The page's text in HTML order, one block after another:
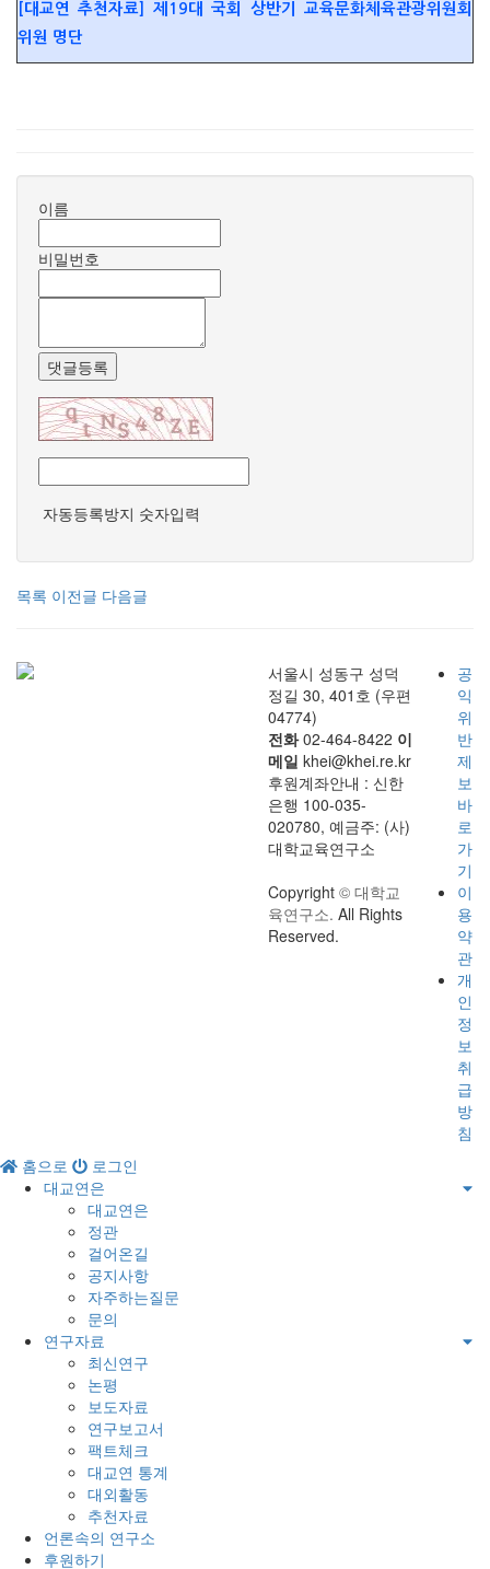
[대교연 추천자료] 제19대 국회 상반기 교육문화체육관광위원회
위원 명단
이름
비밀번호
댓글등록
자동등록방지 숫자입력
목록 이전글 다음글
서울시 성동구 성덕
정길 30, 401호 (우편
04774)
전화02-464-8422 이
메일 khei@khei.re.kr
후원계좌안내 : 신한
은행 100-035-
020780, 예금주: (사)
대학교육연구소
Copyright © 대학교
육연구소. All Rights
Reserved.
공
익
위
반
제
보
바
로
가
기
이
용
약
관
개
인
정
보
취
급
방
침
홈으로
로그인
대교연은
대교연은
정관
걸어온길
공지사항
자주하는질문
문의
연구자료
최신연구
논평
보도자료
연구보고서
팩트체크
대교연 통계
대외활동
추천자료
언론속의 연구소
후원하기